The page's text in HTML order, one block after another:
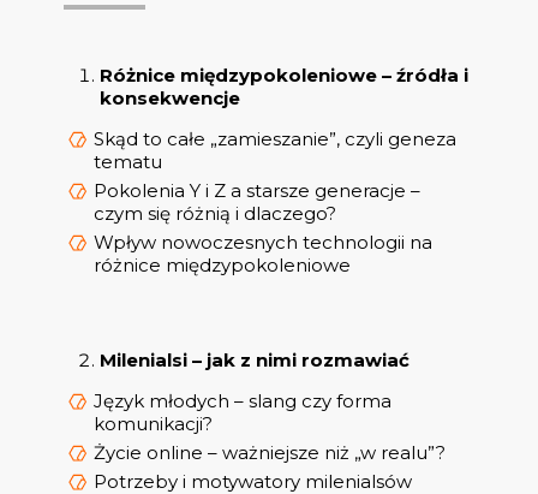
Różnice międzypokoleniowe – źródła i
konsekwencje
Skąd to całe „zamieszanie”, czyli geneza
tematu
Pokolenia Y i Z a starsze generacje –
czym się różnią i dlaczego?
Wpływ nowoczesnych technologii na
różnice międzypokoleniowe
Milenialsi – jak z nimi rozmawiać
Język młodych – slang czy forma
komunikacji?
Życie online – ważniejsze niż „w realu”?
Potrzeby i motywatory milenialsów